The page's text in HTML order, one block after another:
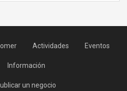
Actividades Eventos
Información
un negocio